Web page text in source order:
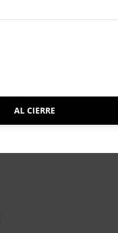
AL CIERRE